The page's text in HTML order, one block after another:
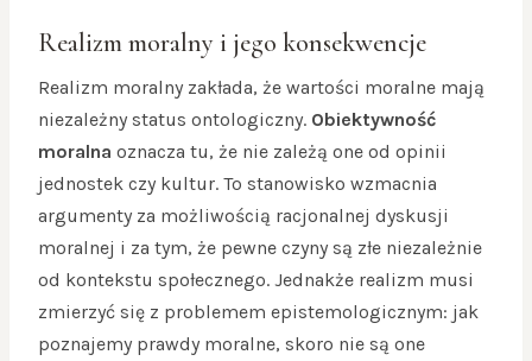
Realizm moralny i jego konsekwencje
Realizm moralny zakłada, że wartości moralne mają
niezależny status ontologiczny. Obiektywność
moralna oznacza tu, że nie zależą one od opinii
jednostek czy kultur. To stanowisko wzmacnia
argumenty za możliwością racjonalnej dyskusji
moralnej i za tym, że pewne czyny są złe niezależnie
od kontekstu społecznego. Jednakże realizm musi
zmierzyć się z problemem epistemologicznym: jak
poznajemy prawdy moralne, skoro nie są one